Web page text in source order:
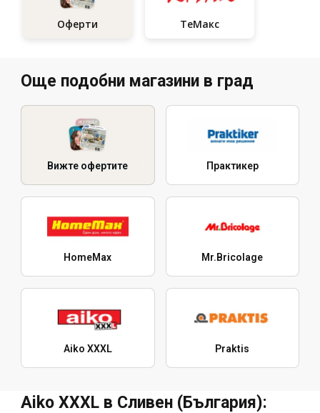
Оферти ТеMакс
Още подобни магазини в град
Вижте офертите Практикер
HomeMax Mr.Bricolage
Aiko XXXL Praktis
Aiko XXXL в Сливен (България):